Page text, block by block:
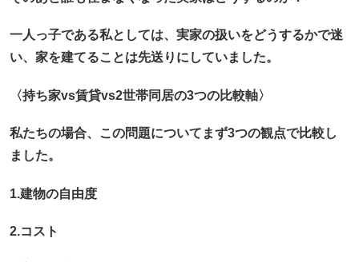
一人っ子である私としては、実家の扱いをどうするかで迷
い、家を建てることは先送りにしていました。
〈持ち家vs賃貸vs2世帯同居の3つの比較軸〉
私たちの場合、この問題についてまず3つの観点で比較し
ました。
1.建物の自由度
2.コスト